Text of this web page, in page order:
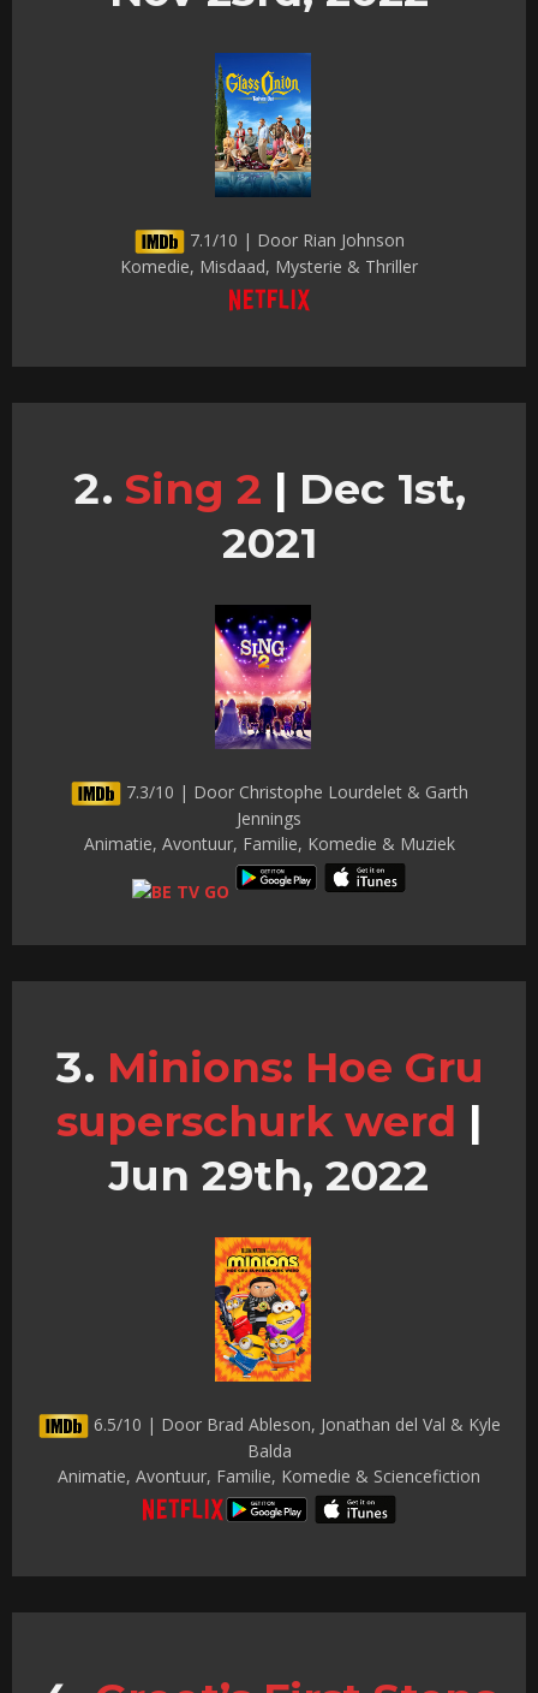
7.1/10 | Door Rian Johnson
Komedie, Misdaad, Mysterie & Thriller
Sing 2 | Dec 1st,
2021
7.3/10 | Door Christophe Lourdelet & Garth
Jennings
Animatie, Avontuur, Familie, Komedie & Muziek
Minions: Hoe Gru
superschurk werd |
Jun 29th, 2022
6.5/10 | Door Brad Ableson, Jonathan del Val & Kyle
Balda
Animatie, Avontuur, Familie, Komedie & Sciencefiction